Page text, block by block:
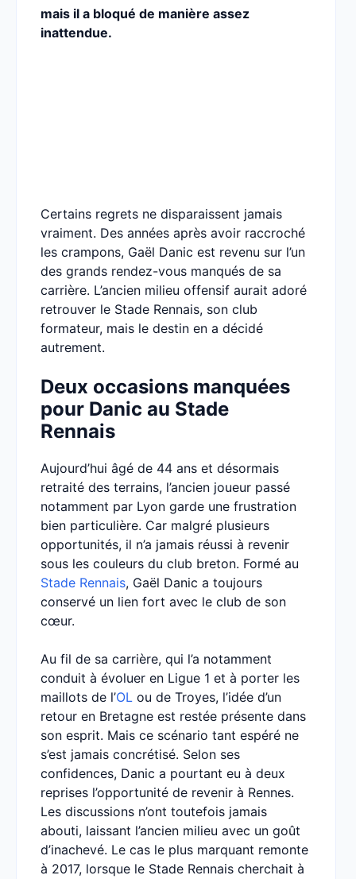
mais il a bloqué de manière assez
inattendue.
Certains regrets ne disparaissent jamais
vraiment. Des années après avoir raccroché
les crampons, Gaël Danic est revenu sur l’un
des grands rendez-vous manqués de sa
carrière. L’ancien milieu offensif aurait adoré
retrouver le Stade Rennais, son club
formateur, mais le destin en a décidé
autrement.
Deux occasions manquées
pour Danic au Stade
Rennais
Aujourd’hui âgé de 44 ans et désormais
retraité des terrains, l’ancien joueur passé
notamment par Lyon garde une frustration
bien particulière. Car malgré plusieurs
opportunités, il n’a jamais réussi à revenir
sous les couleurs du club breton. Formé au
Stade Rennais, Gaël Danic a toujours
conservé un lien fort avec le club de son
cœur.
Au fil de sa carrière, qui l’a notamment
conduit à évoluer en Ligue 1 et à porter les
maillots de l’OL ou de Troyes, l’idée d’un
retour en Bretagne est restée présente dans
son esprit. Mais ce scénario tant espéré ne
s’est jamais concrétisé. Selon ses
confidences, Danic a pourtant eu à deux
reprises l’opportunité de revenir à Rennes.
Les discussions n’ont toutefois jamais
abouti, laissant l’ancien milieu avec un goût
d’inachevé. Le cas le plus marquant remonte
à 2017, lorsque le Stade Rennais cherchait à